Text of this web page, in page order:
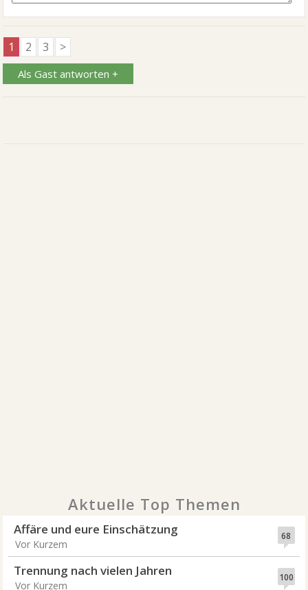
1 2 3 >
Als Gast antworten +
Aktuelle Top Themen
68
Affäre und eure Einschätzung
Vor Kurzem
100
Trennung nach vielen Jahren
Vor Kurzem